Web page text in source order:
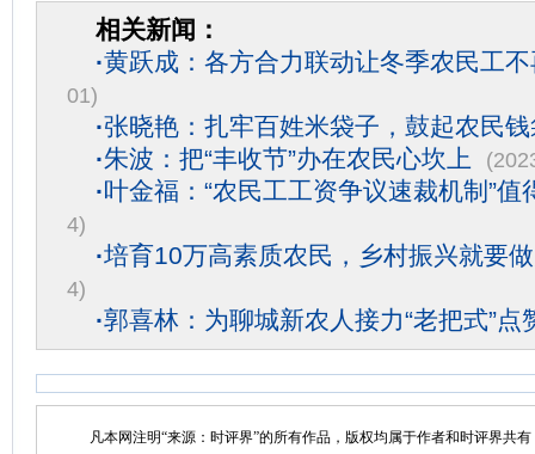
相关新闻：
·黄跃成：各方合力联动让冬季农民工不
01)
·张晓艳：扎牢百姓米袋子，鼓起农民
·朱波：把“丰收节”办在农民心坎上
·叶金福：“农民工工资争议速裁机制”值
4)
·培育10万高素质农民，乡村振兴就要
4)
·郭喜林：为聊城新农人接力“老把式”点
凡本网注明“来源：时评界”的所有作品，版权均属于作者和时评界共有